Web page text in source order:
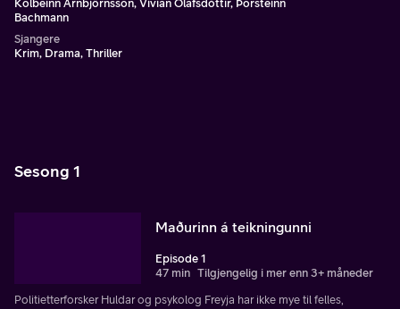
Kolbeinn Arnbjörnsson, Vivian Ólafsdóttir, Þorsteinn
Bachmann
Sjangere
Krim, Drama, Thriller
Sesong 1
Maðurinn á teikningunni
Episode 1
47 min Tilgjengelig i mer enn 3+ måneder
Politietterforsker Huldar og psykolog Freyja har ikke mye til felles,